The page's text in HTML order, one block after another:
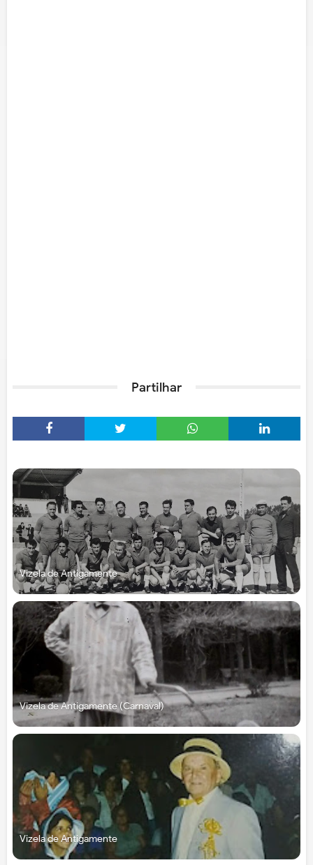
Partilhar
Vizela de Antigamente
Vizela de Antigamente (Carnaval)
Vizela de Antigamente